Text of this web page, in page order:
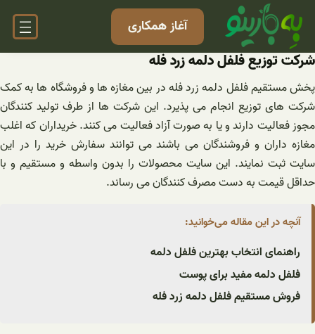
محتوا
آغاز همکاری
شرکت توزیع فلفل دلمه زرد فله
پخش مستقیم فلفل دلمه زرد فله در بین مغازه ها و فروشگاه ها به کمک
شرکت های توزیع انجام می پذیرد. این شرکت ها از طرف تولید کنندگان
مجوز فعالیت دارند و یا به صورت آزاد فعالیت می کنند. خریداران که اغلب
مغازه داران و فروشندگان می باشند می توانند سفارش خرید را در این
سایت ثبت نمایند. این سایت محصولات را بدون واسطه و مستقیم و با
حداقل قیمت به دست مصرف کنندگان می رساند.
آنچه در این مقاله می‌خوانید:
راهنمای انتخاب بهترین فلفل دلمه
فلفل دلمه مفید برای پوست
فروش مستقیم فلفل دلمه زرد فله